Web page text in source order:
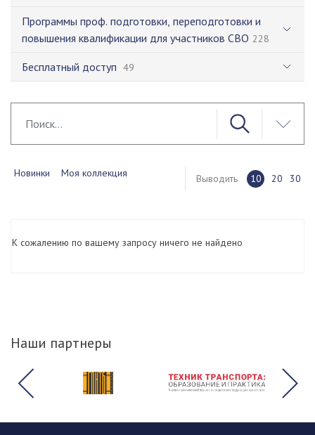
Программы проф. подготовки, переподготовки и
повышения квалификации для участников СВО 228
Бесплатный доступ 49
Новинки Моя коллекция Выводить 10 20 30
К сожалению по вашему запросу ничего не найдено
Наши партнеры